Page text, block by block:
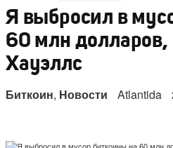
Я выбросил в
60 млн
Хауэллс
Биткоин, Новости Atlantida